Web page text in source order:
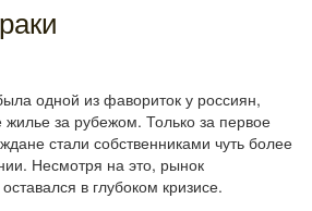
одной из фавориток у россиян,
жилье за рубежом. Только за первое
стали собственниками чуть более
Несмотря на это, рынок
в глубоком кризисе.